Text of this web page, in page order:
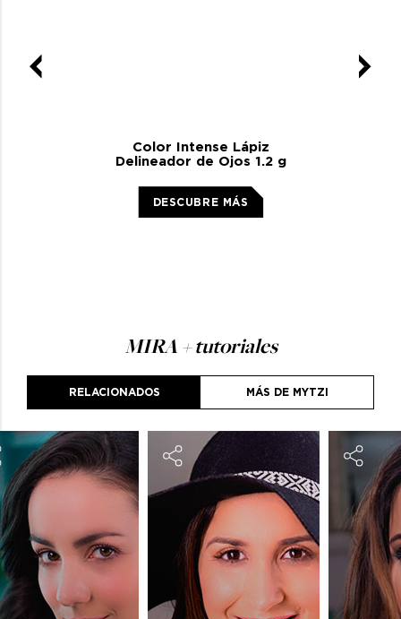
Color Intense Lápiz
Delineador de Ojos 1.2 g
DESCUBRE MÁS
MIRA+ tutoriales
RELACIONADOS MÁS DE MYTZI